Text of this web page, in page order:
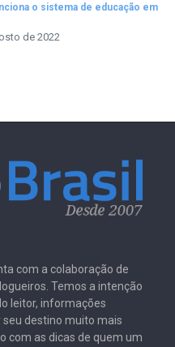
o sistema de educação em
de 2022
com a colaboração de
Temos a intenção
leitor, informações
destino muito mais
com as dicas de quem um